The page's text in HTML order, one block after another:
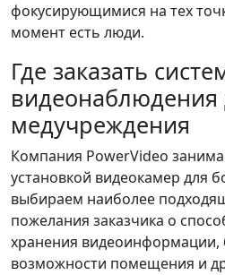
фокусирующимися на тех
момент есть люди.
Где заказать
видеонаблюдения
медучреждения
Компания PowerVideo
установкой видеокамер для
выбираем наиболее
пожелания заказчика о
хранения видеоинформации,
возможности помещения и